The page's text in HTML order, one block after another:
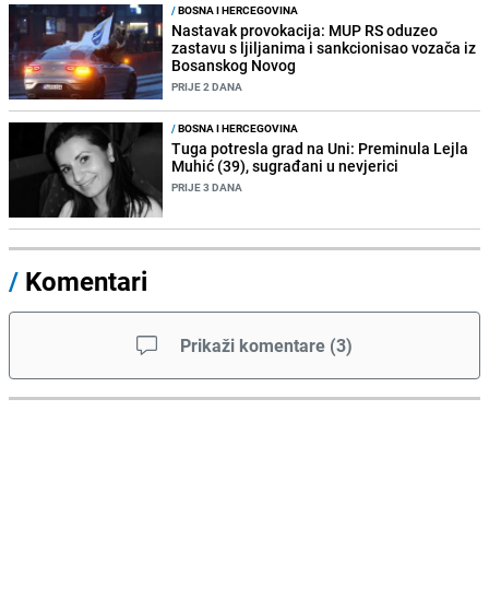
/BOSNA I HERCEGOVINA
Nastavak provokacija: MUP RS oduzeo
zastavu s ljiljanima i sankcionisao vozača iz
Bosanskog Novog
PRIJE 2 DANA
/BOSNA I HERCEGOVINA
Tuga potresla grad na Uni: Preminula Lejla
Muhić (39), sugrađani u nevjerici
PRIJE 3 DANA
/ Komentari
Prikaži komentare (3)